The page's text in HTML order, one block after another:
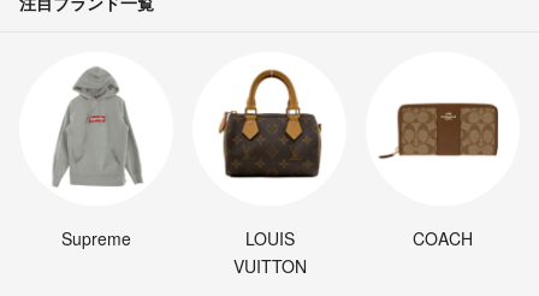
Supreme
LOUIS
VUITTON
COACH